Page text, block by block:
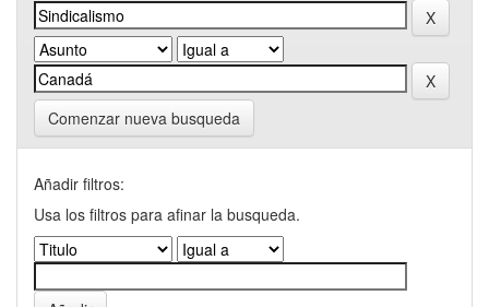
Comenzar nueva busqueda
Añadir filtros:
Usa los filtros para afinar la busqueda.